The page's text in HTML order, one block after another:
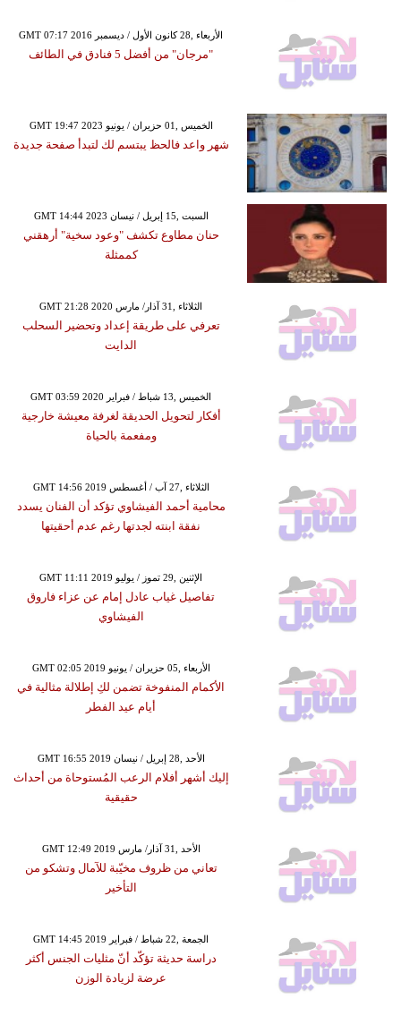
GMT 07:17 2016 الأربعاء ,28 كانون الأول / ديسمبر
"مرجان" من أفضل 5 فنادق في الطائف
GMT 19:47 2023 الخميس ,01 حزيران / يونيو
شهر واعد فالحظ يبتسم لك لتبدأ صفحة جديدة
GMT 14:44 2023 السبت ,15 إبريل / نيسان
حنان مطاوع تكشف "وعود سخية" أرهقني
كممثلة
GMT 21:28 2020 الثلاثاء ,31 آذار/ مارس
تعرفي على طريقة إعداد وتحضير السحلب
الدايت
GMT 03:59 2020 الخميس ,13 شباط / فبراير
أفكار لتحويل الحديقة لغرفة معيشة خارجية
ومفعمة بالحياة
GMT 14:56 2019 الثلاثاء ,27 آب / أغسطس
محامية أحمد الفيشاوي تؤكد أن الفنان يسدد
نفقة ابنته لجدتها رغم عدم أحقيتها
GMT 11:11 2019 الإثنين ,29 تموز / يوليو
تفاصيل غياب عادل إمام عن عزاء فاروق
الفيشاوي
GMT 02:05 2019 الأربعاء ,05 حزيران / يونيو
الأكمام المنفوخة تضمن لكِ إطلالة مثالية في
أيام عيد الفطر
GMT 16:55 2019 الأحد ,28 إبريل / نيسان
إليك أشهر أفلام الرعب المُستوحاة من أحداث
حقيقية
GMT 12:49 2019 الأحد ,31 آذار/ مارس
تعاني من ظروف مخيّبة للآمال وتشكو من
التأخير
GMT 14:45 2019 الجمعة ,22 شباط / فبراير
دراسة حديثة تؤكّد أنّ مثليات الجنس أكثر
عرضة لزيادة الوزن